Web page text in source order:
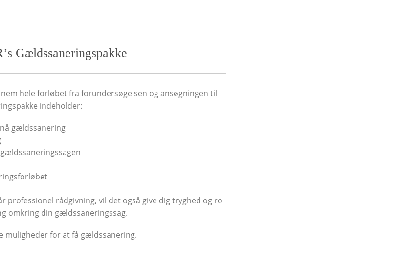
Gældssaneringspakke
hele forløbet fra forundersøgelsen og ansøgningen til
indeholder:
gældssanering
professionel rådgivning, vil det også give dig tryghed og ro
omkring din gældssaneringssag.
muligheder for at få gældssanering.